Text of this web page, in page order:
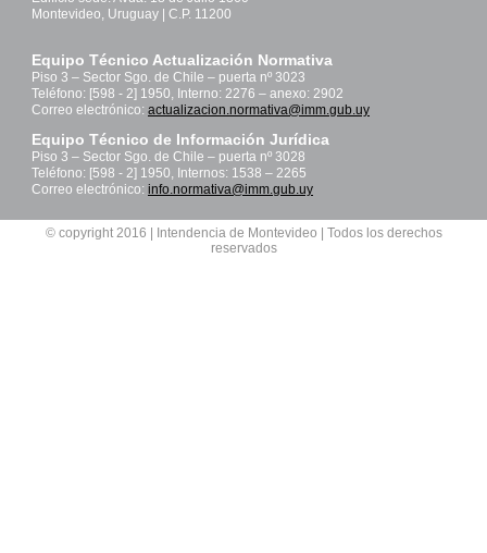
Montevideo, Uruguay | C.P. 11200
Equipo Técnico Actualización Normativa
Piso 3 – Sector Sgo. de Chile – puerta nº 3023
Teléfono: [598 - 2] 1950, Interno: 2276 – anexo: 2902
Correo electrónico: actualizacion.normativa@imm.gub.uy
Equipo Técnico de Información Jurídica
Piso 3 – Sector Sgo. de Chile – puerta nº 3028
Teléfono: [598 - 2] 1950, Internos: 1538 – 2265
Correo electrónico: info.normativa@imm.gub.uy
© copyright 2016 | Intendencia de Montevideo | Todos los derechos
reservados